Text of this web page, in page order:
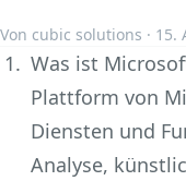
Von cubic solutions · 15.
Was ist
Plattform von
Diensten und
Analyse,